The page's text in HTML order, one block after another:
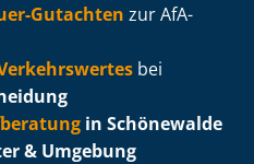
Gutachten zur AfA-
bei
in Schönewalde
& Umgebung